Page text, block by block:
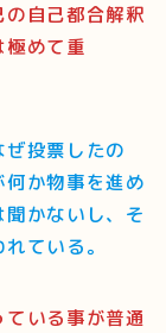
の自己都合解釈
めて重
投票したの
か物事を進め
かないし、そ
ている。
いる事が普通